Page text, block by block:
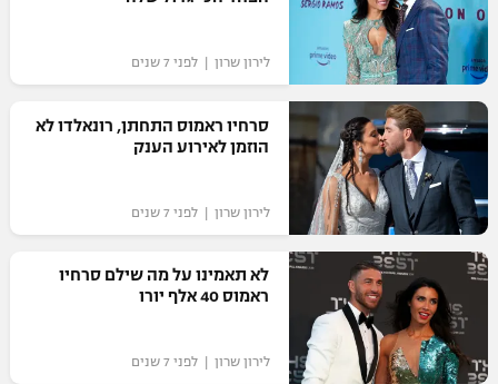
לירון שרון | לפני 7 שנים
סרחיו ראמוס התחתן, רונאלדו לא
הוזמן לאירוע הענק
לירון שרון | לפני 7 שנים
לא תאמינו על מה שילם סרחיו
ראמוס 40 אלף יורו
לירון שרון | לפני 7 שנים